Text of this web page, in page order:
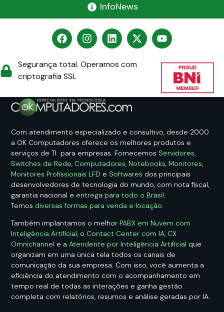
InfoNews
Segurança total. Operamos com
criptografia SSL
Com atendimento especializado e consultivo, desde 2000
a OK Computadores oferece os melhores produtos e
serviços de TI para empresas. Fornecemos Servidores
Switches de Rede Computadores Notebooks Monitores
Monitores Profissionais LFD e Softwares dos principais
desenvolvedores de tecnologia do mundo, com nota fiscal,
garantia nacional e entrega para todo o Brasil
Temos diversas formas para venda e locação
Também implantamos o melhor PABX em Nuvem com
Inteligência Artificial, o Contact Center com IA, CX
Omnichannel e aAtendente por Inteligência Artificial que
organizam em uma única tela todos os canais de
comunicação da sua empresa. Com isso, você aumenta a
eficiência do atendimento com o acompanhamento em
tempo real de todas as interações e ganha gestão
completa com relatórios, resumos e análise geradas por IA.